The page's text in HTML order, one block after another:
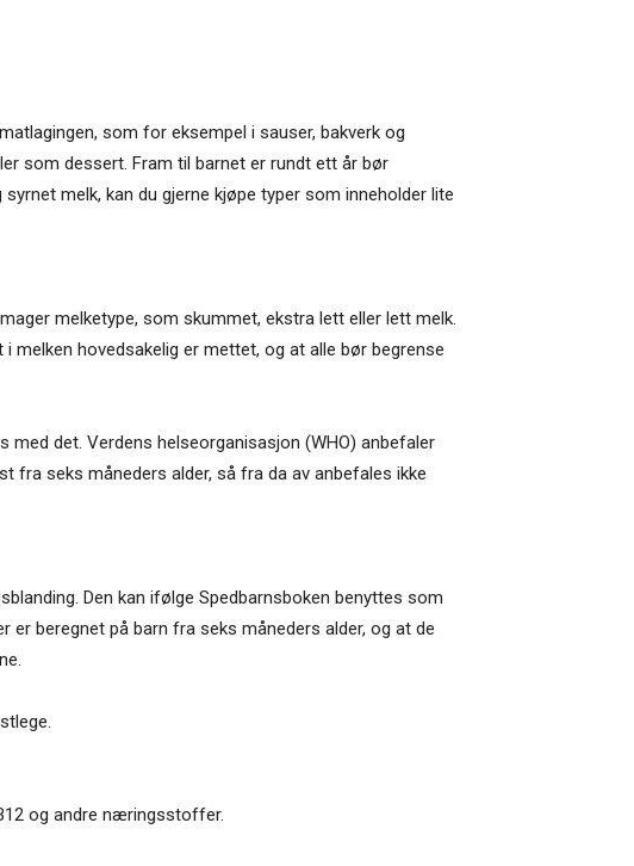
som for eksempel i sauser, bakverk og
som dessert. Fram til barnet er rundt ett år bør
melk, kan du gjerne kjøpe typer som inneholder lite
melketype, som skummet, ekstra lett eller lett melk.
hovedsakelig er mettet, og at alle bør begrense
det. Verdens helseorganisasjon (WHO) anbefaler
fra seks måneders alder, så fra da av anbefales ikke
Den kan ifølge Spedbarnsboken benyttes som
er beregnet på barn fra seks måneders alder, og at de
og andre næringsstoffer.